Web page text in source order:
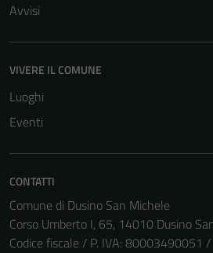
Avvisi
VIVERE IL COMUNE
Luoghi
Eventi
CONTATTI
Comune di Dusino San Michele
Corso Umberto I, 65, 14010 Dusino
Codice fiscale / P. IVA: